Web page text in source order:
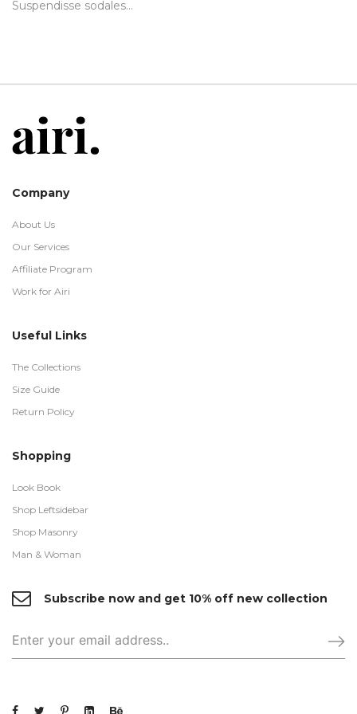
Suspendisse sodales…
Company
About Us
Our Services
Affiliate Program
Work for Airi
Useful Links
The Collections
Size Guide
Return Policy
Shopping
Look Book
Shop Leftsidebar
Shop Masonry
Man & Woman
Subscribe now and get 10% off new collection